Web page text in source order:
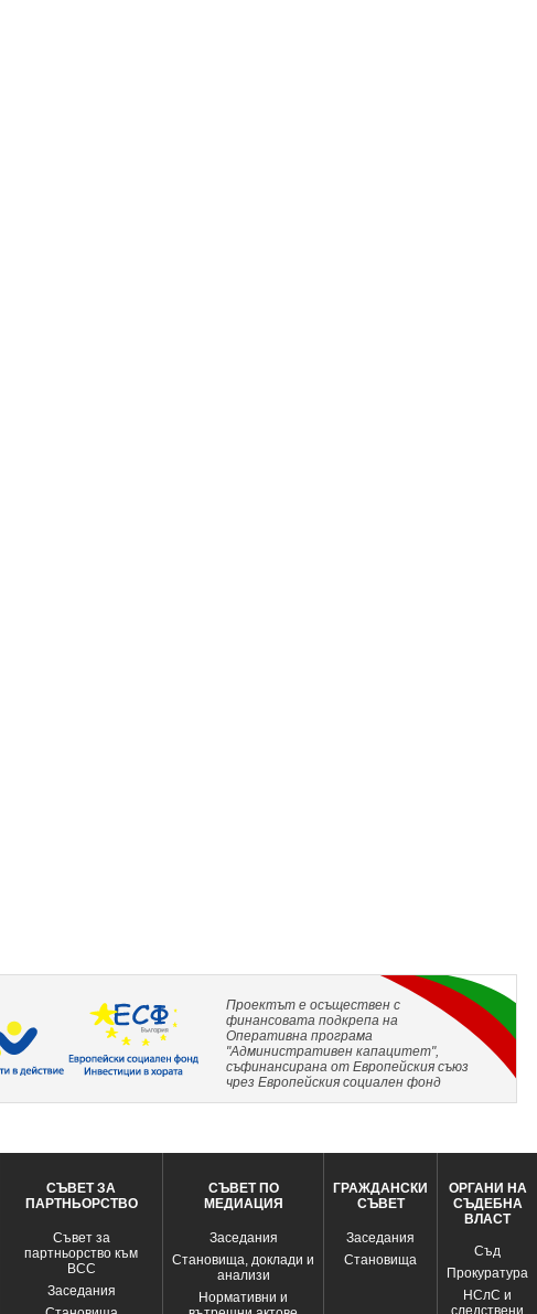
Проектът е осъществен с
финансовата подкрепа на
Оперативна програма
"Административен капацитет",
съфинансирана от Европейския съюз
чрез Европейския социален фонд
СЪВЕТ ЗА
ПАРТНЬОРСТВО
Съвет за
партньорство към
ВСС
Заседания
СЪВЕТ ПО
МЕДИАЦИЯ
Заседания
Становища, доклади и
анализи
Нормативни и
ГРАЖДАНСКИ
СЪВЕТ
Заседания
Становища
ОРГАНИ НА
СЪДЕБНА
ВЛАСТ
Съд
Прокуратура
НСлС и
следствени